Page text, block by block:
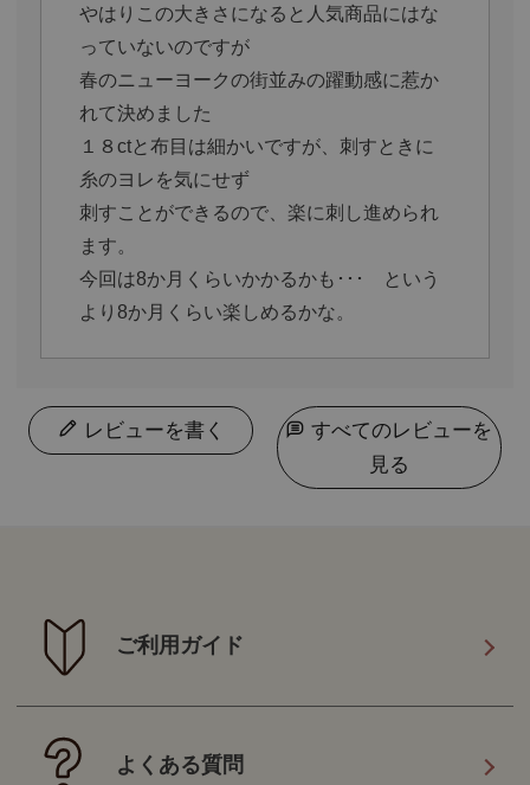
やはりこの大きさになると人気商品にはな
っていないのですが
春のニューヨークの街並みの躍動感に惹か
れて決めました
１８ctと布目は細かいですが、刺すときに
糸のヨレを気にせず
刺すことができるので、楽に刺し進められ
ます。
今回は8か月くらいかかるかも･･･　という
より8か月くらい楽しめるかな。
すべてのレビューを
見る
レビューを書く
ご利用ガイド
よくある質問